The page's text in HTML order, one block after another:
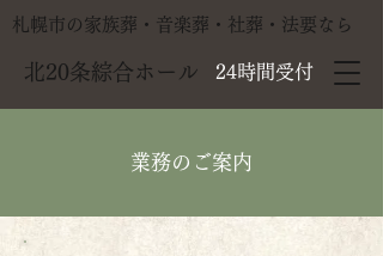
24時間受付
北20条綜合ホール
札幌市の家族葬・音楽葬・社葬・法要なら
業務のご案内